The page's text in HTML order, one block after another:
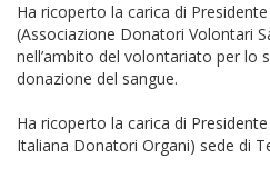
Ha ricoperto la carica di Presidente
(Associazione Donatori Volontari
nell’ambito del volontariato per lo
donazione del sangue.
Ha ricoperto la carica di Presidente
Italiana Donatori Organi) sede di